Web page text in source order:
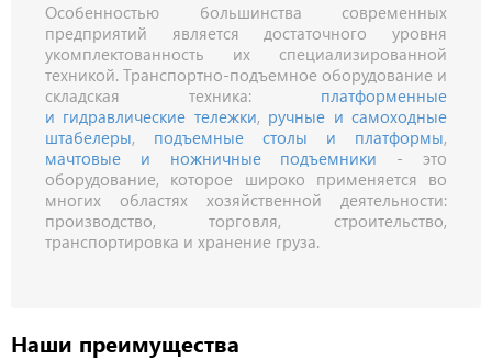
Особенностью большинства современных
предприятий является достаточного уровня
укомплектованность их специализированной
техникой. Транспортно-подъемное оборудование и
складская техника: платформенные
и гидравлические тележки, ручные и самоходные
штабелеры, подъемные столы и платформы,
мачтовые и ножничные подъемники - это
оборудование, которое широко применяется во
многих областях хозяйственной деятельности:
производство, торговля, строительство,
транспортировка и хранение груза.
Наши преимущества